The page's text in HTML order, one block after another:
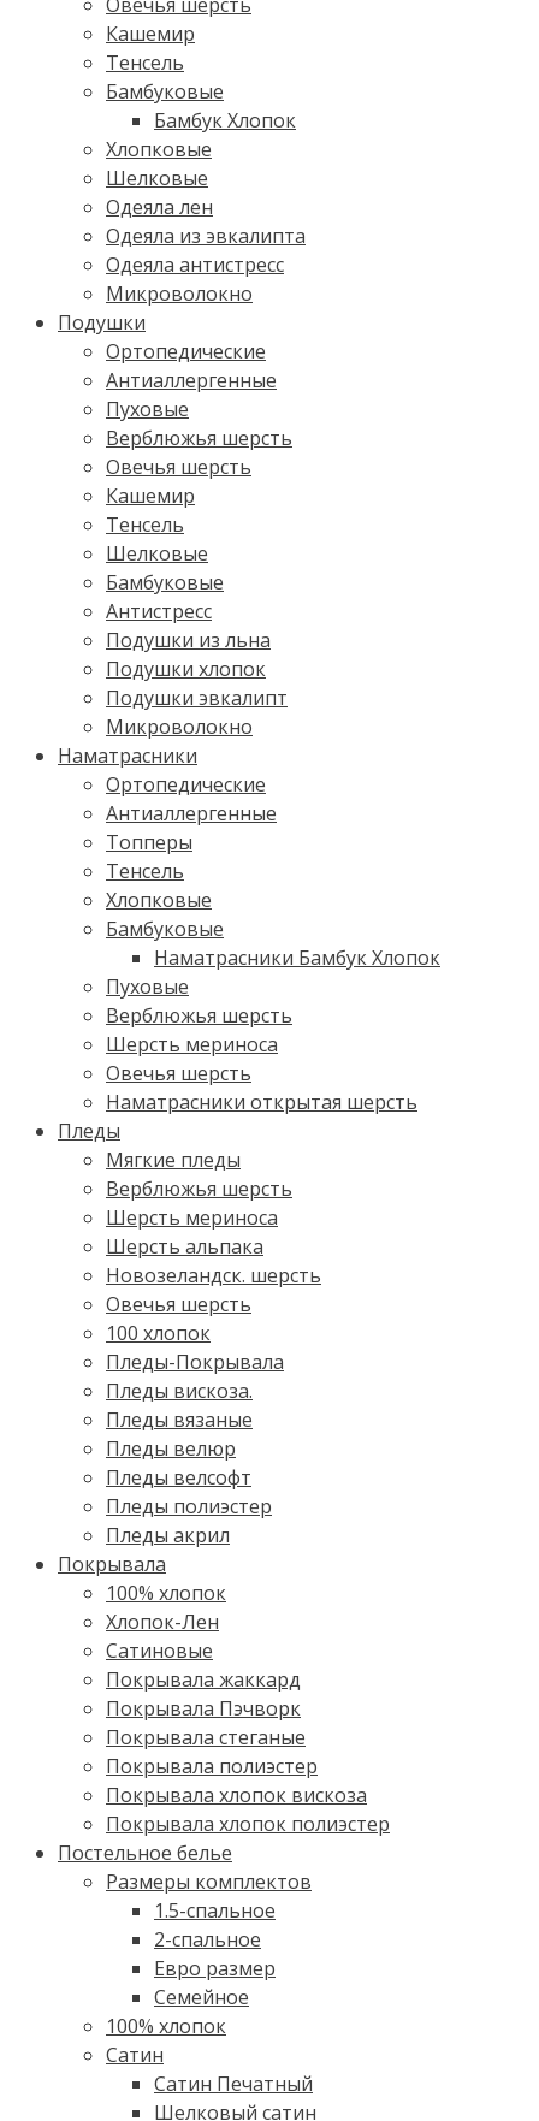
Кашемир
Тенсель
Бамбуковые
Бамбук Хлопок
Хлопковые
Шелковые
Одеяла лен
Одеяла из эвкалипта
Одеяла антистресс
Микроволокно
Подушки
Ортопедические
Антиаллергенные
Пуховые
Верблюжья шерсть
Овечья шерсть
Кашемир
Тенсель
Шелковые
Бамбуковые
Антистресс
Подушки из льна
Подушки хлопок
Подушки эвкалипт
Микроволокно
Наматрасники
Ортопедические
Антиаллергенные
Топперы
Тенсель
Хлопковые
Бамбуковые
Наматрасники Бамбук Хлопок
Пуховые
Верблюжья шерсть
Шерсть мериноса
Овечья шерсть
Наматрасники открытая шерсть
Пледы
Мягкие пледы
Верблюжья шерсть
Шерсть мериноса
Шерсть альпака
Новозеландск. шерсть
Овечья шерсть
100 хлопок
Пледы-Покрывала
Пледы вискоза.
Пледы вязаные
Пледы велюр
Пледы велсофт
Пледы полиэстер
Пледы акрил
Покрывала
100% хлопок
Хлопок-Лен
Сатиновые
Покрывала жаккард
Покрывала Пэчворк
Покрывала стеганые
Покрывала полиэстер
Покрывала хлопок вискоза
Покрывала хлопок полиэстер
Постельное белье
Размеры комплектов
1.5-спальное
2-спальное
Евро размер
Семейное
100% хлопок
Cатин
Сатин Печатный
Шелковый сатин